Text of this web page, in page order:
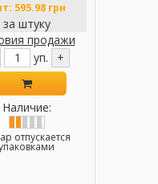
595.98 грн
за штуку
продажи
уп. +
Наличие:
отпускается